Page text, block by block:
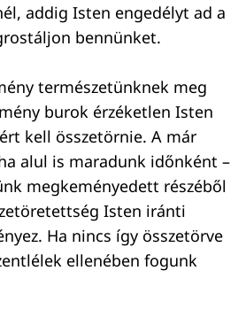
addig Isten engedélyt ad a
bennünket.
természetünknek meg
burok érzéketlen Isten
kell összetörnie. A már
alul is maradunk időnként –
megkeményedett részéből
Isten iránti
Ha nincs így összetörve
ellenében fogunk